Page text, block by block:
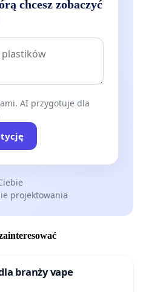
chcesz zobaczyć
AI przygotuje dla
projektowania
branży vape